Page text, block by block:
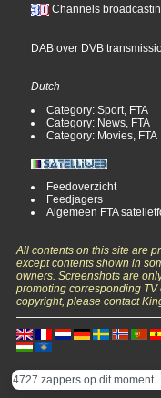
Channels
DAB over DVB
Dutch
Category: Sport, FTA
Category: News, FTA
Category: Movies, FTA
Feedoverzicht
Feedjagers
Algemeen FTA
All contents on this site are
except contents shown in
owners. Screenshots are
promoting corresponding
copyright, please contact
4727 zappers op dit moment